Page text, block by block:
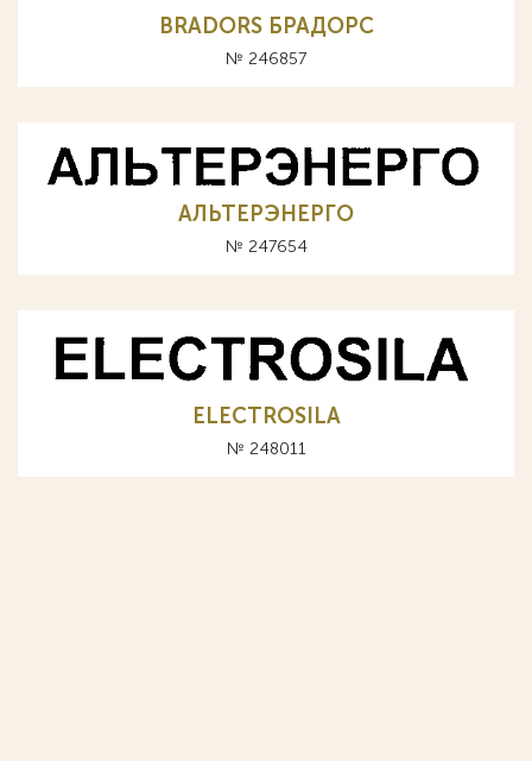
BRADORS БРАДОРС
№ 246857
АЛЬТЕРЭНЕРГО
№ 247654
ELECTROSILA
№ 248011